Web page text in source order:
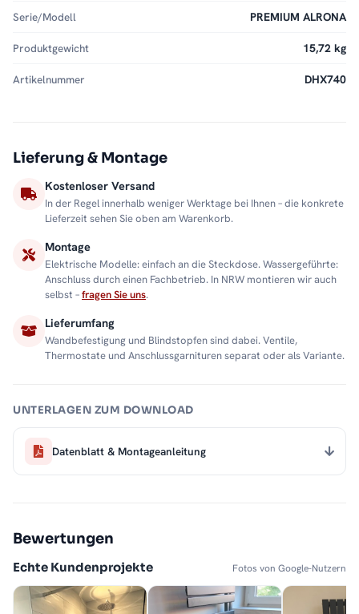
Serie/Modell PREMIUM ALRONA
Produktgewicht 15,72 kg
Artikelnummer DHX740
Lieferung & Montage
Kostenloser Versand
In der Regel innerhalb weniger Werktage bei Ihnen – die konkrete
Lieferzeit sehen Sie oben am Warenkorb.
Montage
Elektrische Modelle: einfach an die Steckdose. Wassergeführte:
Anschluss durch einen Fachbetrieb. In NRW montieren wir auch
selbst –fragen Sie uns.
Lieferumfang
Wandbefestigung und Blindstopfen sind dabei. Ventile,
Thermostate und Anschlussgarnituren separat oder als Variante.
UNTERLAGEN ZUM DOWNLOAD
Datenblatt & Montageanleitung
Bewertungen
Echte Kundenprojekte Fotos von Google-Nutzern